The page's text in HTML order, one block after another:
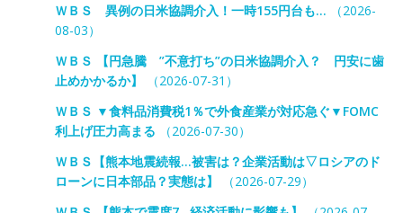
ＷＢＳ 異例の日米協調介入！一時155円台も… （2026-
08-03）
ＷＢＳ 【円急騰 ”不意打ち”の日米協調介入？ 円安に歯
止めかかるか】
（2026-07-31）
ＷＢＳ ▼食料品消費税1％で外食産業が対応急ぐ▼FOMC
利上げ圧力高まる （2026-07-30）
ＷＢＳ【熊本地震続報…被害は？企業活動は▽ロシアのド
ローンに日本部品？実態は】
（2026-07-29）